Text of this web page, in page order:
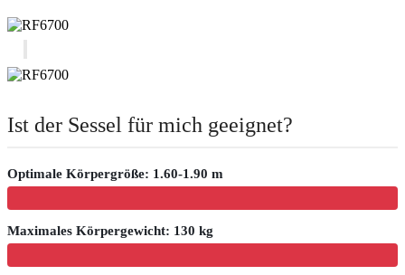
Ist der Sessel für mich geeignet?
Optimale Körpergröße: 1.60-1.90 m
Maximales Körpergewicht: 130 kg